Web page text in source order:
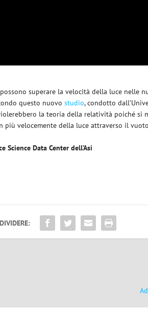
superare la velocità della luce nelle
questo nuovostudio, condotto
la teoria della relatività poiché si
più velocemente della luce attraverso il
Science Data Center dell’Asi